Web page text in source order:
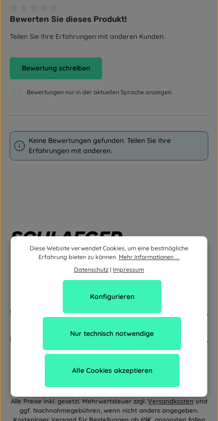
Durchschnittliche Bewertung von 0 von 5 Sternen
Bewerten Sie dieses Produkt!
Teilen Sie Ihre Erfahrungen mit anderen Kunden.
Bewertung schreiben
Bewertungen nur in der aktuellen Sprache anzeigen.
Keine Bewertungen gefunden. Teilen Sie Ihre
Erfahrungen mit anderen.
Service
Newsletter
Alle Preise inkl. gesetzl. Mehrwertsteuer zzgl. Versandkosten und
ggf. Nachnahmegebühren, wenn nicht anders angegeben.
Diese Website verwendet Cookies, um eine bestmögliche
Erfahrung bieten zu können. Mehr Informationen ...
Datenschutz | Impressum
Nur technisch notwendige
Konfigurieren
Alle Cookies akzeptieren